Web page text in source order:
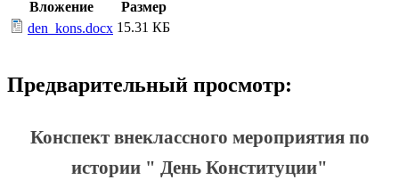
Вложение
Размер
den_kons.docx 15.31 КБ
Предварительный просмотр:
Конспект внеклассного мероприятия по
истории " День Конституции"